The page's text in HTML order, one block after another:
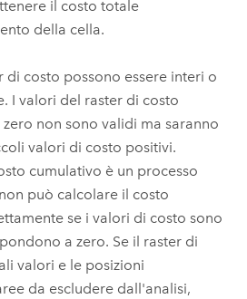
il costo totale
della cella.
di costo possono essere interi o
I valori del raster di costo
non sono validi ma saranno
valori di costo positivi.
cumulativo è un processo
può calcolare il costo
se i valori di costo sono
a zero. Se il raster di
valori e le posizioni
da escludere dall'analisi,